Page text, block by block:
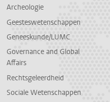
Archeologie
Geesteswetenschappen
Geneeskunde/LUMC
Governance and Global
Affairs
Rechtsgeleerdheid
Sociale Wetenschappen